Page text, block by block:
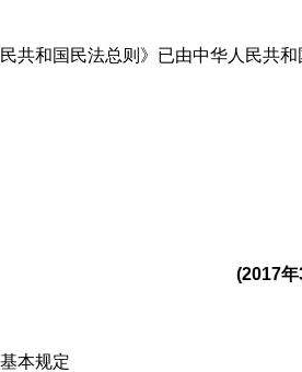
和国民法总则》已由中华人民共和
(2017
规定